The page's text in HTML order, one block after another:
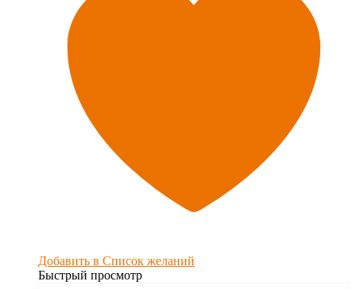
Добавить в Список желаний
Быстрый просмотр